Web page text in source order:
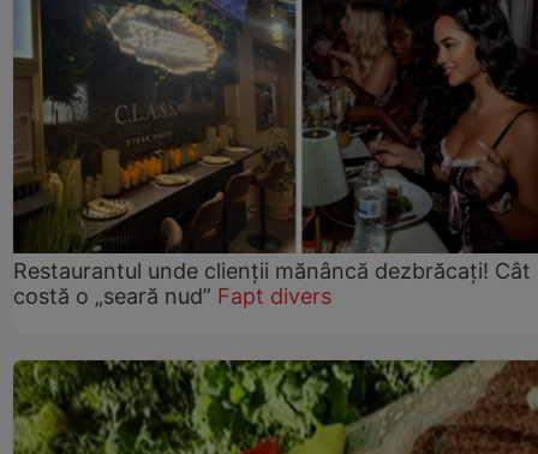
Restaurantul unde clienții mănâncă dezbrăcați! Cât
costă o „seară nud” Fapt divers